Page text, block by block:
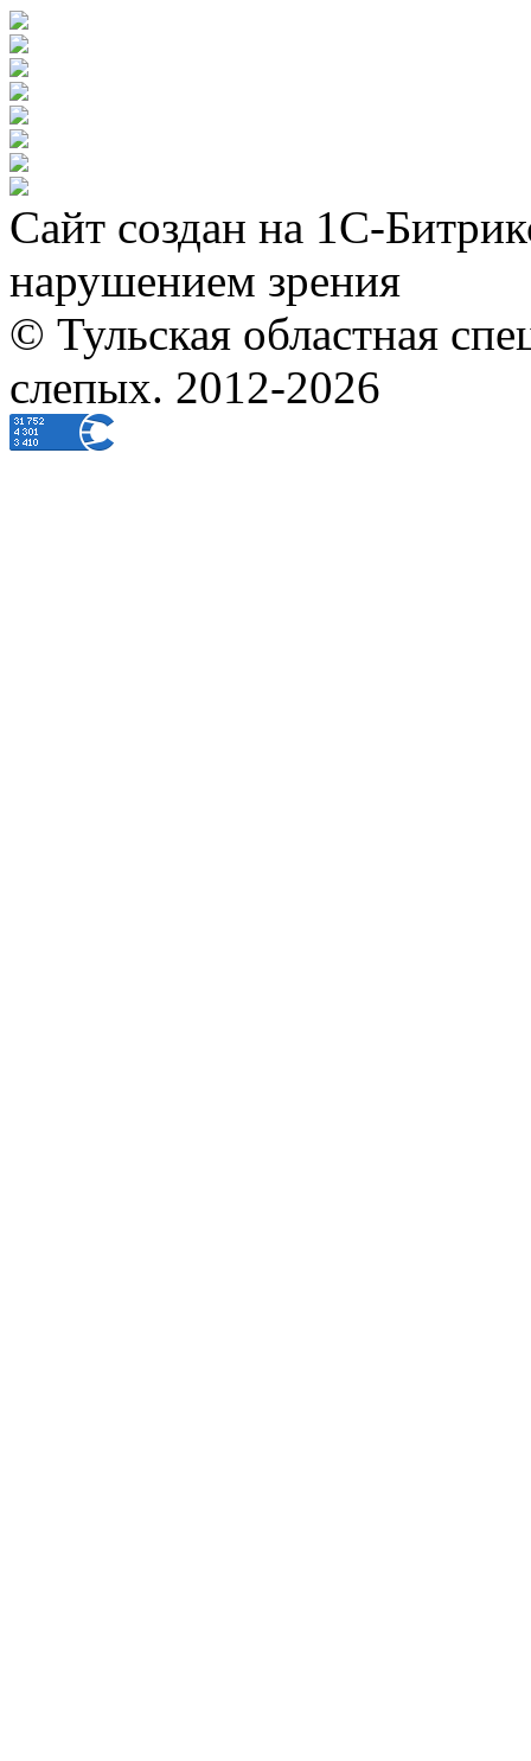
Сайт создан на 1С-
нарушением зрения
© Тульская областная
слепых. 2012-2026